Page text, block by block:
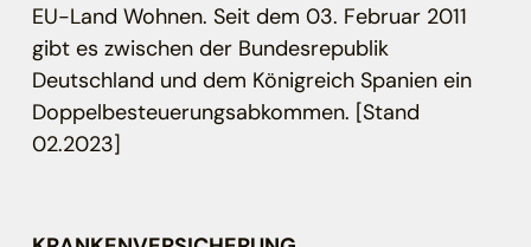
EU-Land Wohnen. Seit dem 03. Februar 2011
gibt es zwischen der Bundesrepublik
Deutschland und dem Königreich Spanien ein
Doppelbesteuerungsabkommen. [Stand
02.2023]